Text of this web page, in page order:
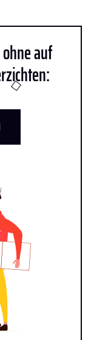
auf